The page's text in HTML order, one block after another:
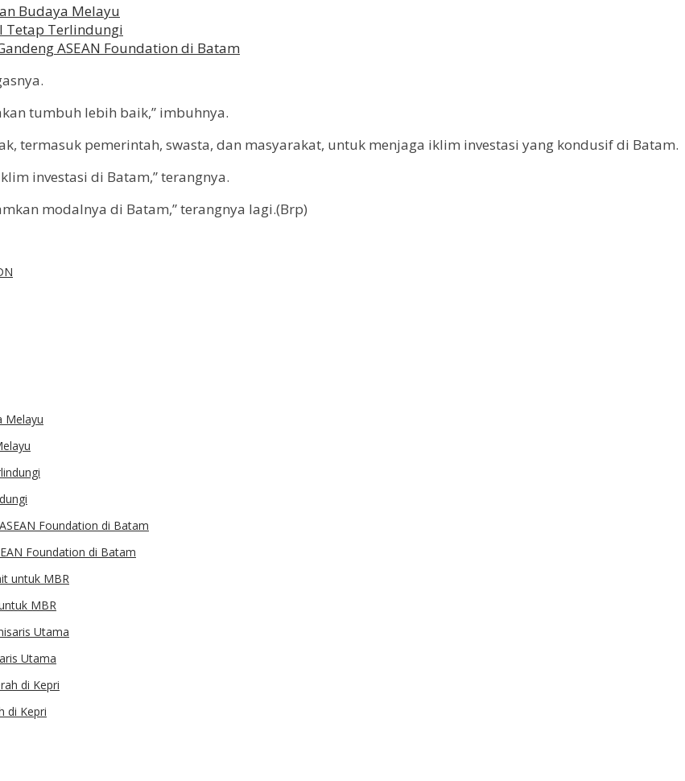
Budaya Melayu
Tetap Terlindungi
ASEAN Foundation di Batam
tumbuh lebih baik,” imbuhnya.
termasuk pemerintah, swasta, dan masyarakat, untuk menjaga iklim investasi yang kondusif di Batam.
investasi di Batam,” terangnya.
modalnya di Batam,” terangnya lagi.(Brp)
Foundation di Batam
MBR
Utama
di Kepri